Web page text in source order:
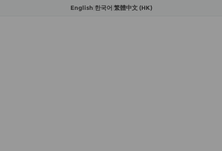
English 한국어 繁體中文 (HK)